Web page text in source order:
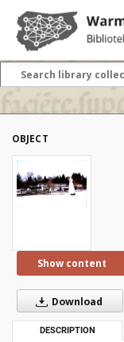
OBJECT
Show content
Download
DESCRIPTION